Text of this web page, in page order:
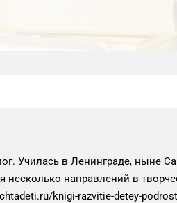
Училась в Ленинграде, ныне
несколько направлений в
knigi-razvitie-detey-